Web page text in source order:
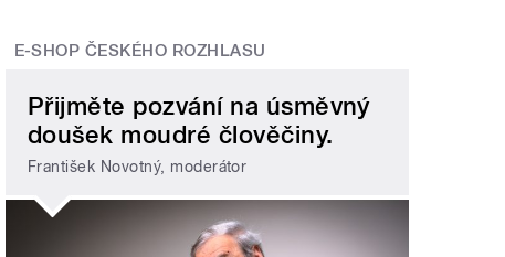
E-SHOP ČESKÉHO ROZHLASU
Přijměte pozvání na úsměvný
doušek moudré člověčiny.
František Novotný, moderátor